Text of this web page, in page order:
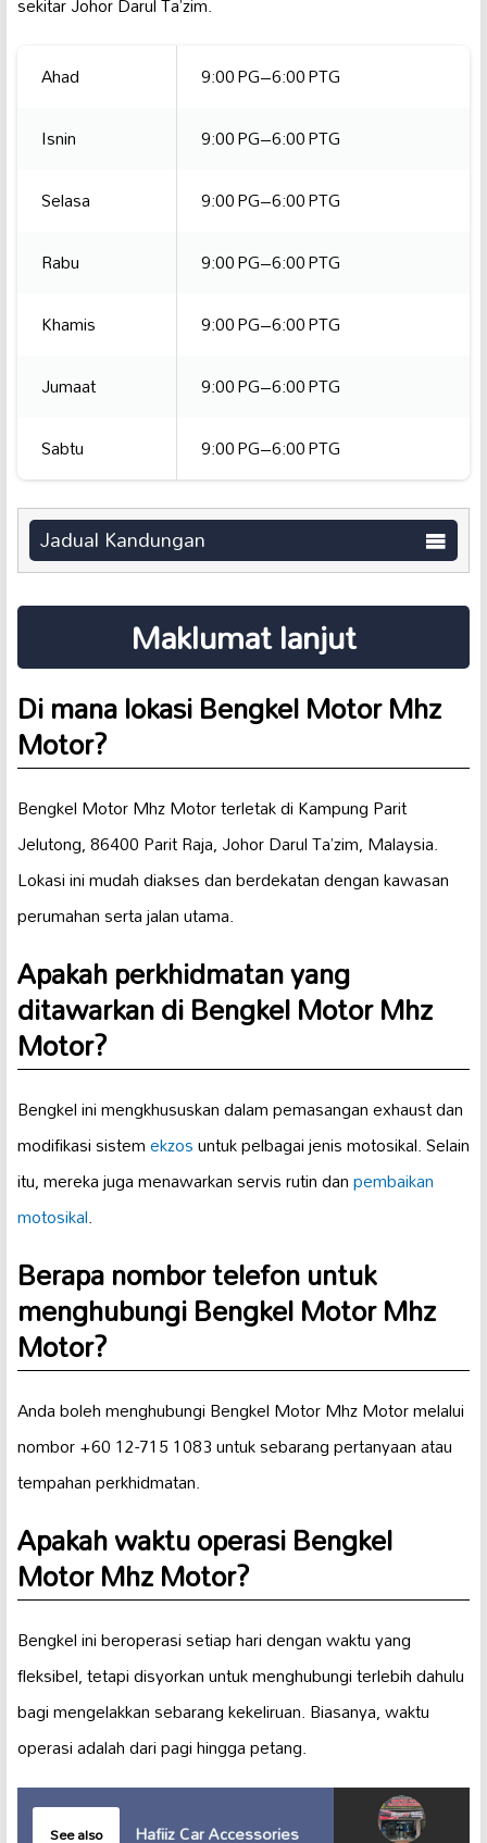
Ahad
9:00 PG–6:00 PTG
Isnin
9:00 PG–6:00 PTG
Selasa
9:00 PG–6:00 PTG
Rabu
9:00 PG–6:00 PTG
Khamis
9:00 PG–6:00 PTG
Jumaat
9:00 PG–6:00 PTG
Sabtu
9:00 PG–6:00 PTG
Jadual Kandungan
Maklumat lanjut
Di mana lokasi Bengkel Motor Mhz
Motor?
Bengkel Motor Mhz Motor terletak di Kampung Parit
Jelutong, 86400 Parit Raja, Johor Darul Ta’zim, Malaysia.
Lokasi ini mudah diakses dan berdekatan dengan kawasan
perumahan serta jalan utama.
Apakah perkhidmatan yang
ditawarkan di Bengkel Motor Mhz
Motor?
Bengkel ini mengkhususkan dalam pemasangan exhaust dan
modifikasi sistemekzosuntuk pelbagai jenis motosikal. Selain
itu, mereka juga menawarkan servis rutin danpembaikan
motosikal.
Berapa nombor telefon untuk
menghubungi Bengkel Motor Mhz
Motor?
Anda boleh menghubungi Bengkel Motor Mhz Motor melalui
nombor +60 12-715 1083 untuk sebarang pertanyaan atau
tempahan perkhidmatan.
Apakah waktu operasi Bengkel
Motor Mhz Motor?
Bengkel ini beroperasi setiap hari dengan waktu yang
fleksibel, tetapi disyorkan untuk menghubungi terlebih dahulu
bagi mengelakkan sebarang kekeliruan. Biasanya, waktu
operasi adalah dari pagi hingga petang.
See also Hafiiz Car Accessories